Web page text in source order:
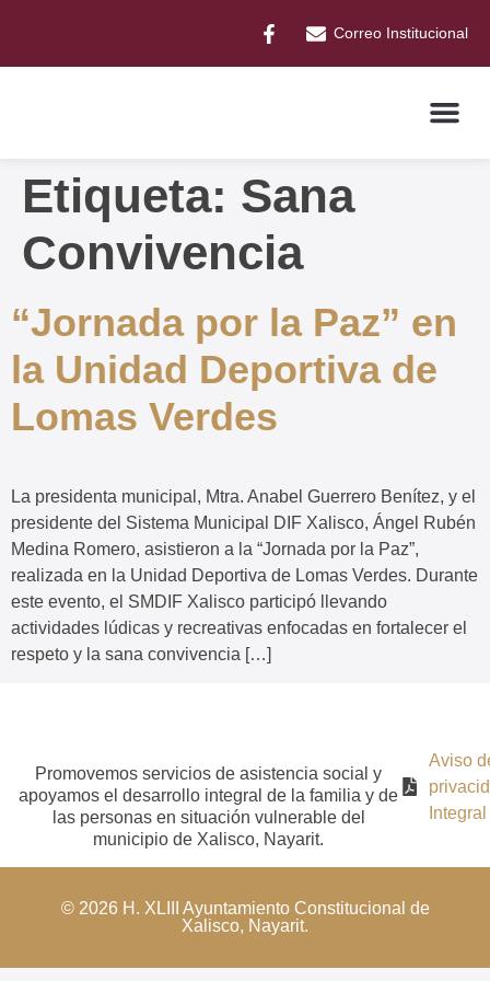
Correo Institucional
Etiqueta: Sana
Convivencia
“Jornada por la Paz” en
la Unidad Deportiva de
Lomas Verdes
La presidenta municipal, Mtra. Anabel Guerrero Benítez, y el
presidente del Sistema Municipal DIF Xalisco, Ángel Rubén
Medina Romero, asistieron a la “Jornada por la Paz”,
realizada en la Unidad Deportiva de Lomas Verdes. Durante
este evento, el SMDIF Xalisco participó llevando
actividades lúdicas y recreativas enfocadas en fortalecer el
respeto y la sana convivencia […]
Promovemos servicios de asistencia social y
apoyamos el desarrollo integral de la familia y de
las personas en situación vulnerable del
municipio de Xalisco, Nayarit.
Aviso
Integral
© 2026 H. XLIII Ayuntamiento Constitucional de
Xalisco, Nayarit.